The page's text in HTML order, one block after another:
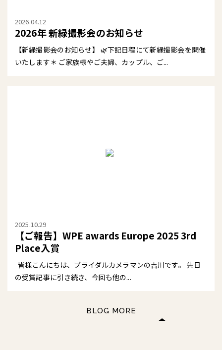
2026.04.12
2026年 新緑撮影会のお知らせ
【新緑撮影会のお知らせ】 🌿下記日程にて新緑撮影会を開催
いたします＊ ご家族様やご夫婦、カップル、ご...
2025.10.29
【ご報告】WPE awards Europe 2025 3rd
Place入賞
皆様こんにちは、ブライダルカメラマンの吉川です。 先日
の受賞記事に引き続き、今回も他の...
BLOG MORE